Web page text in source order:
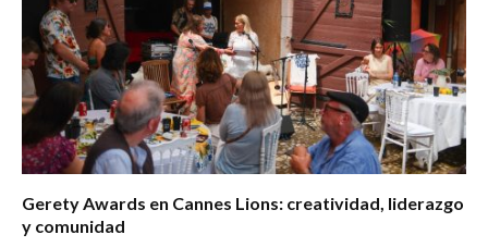
Gerety Awards en Cannes Lions: creatividad, liderazgo
y comunidad